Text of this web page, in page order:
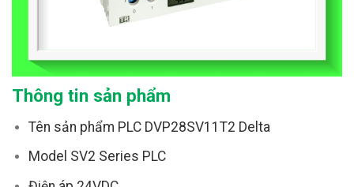
Thông tin sản phẩm
Tên sản phẩm PLC DVP28SV11T2 Delta
Model SV2 Series PLC